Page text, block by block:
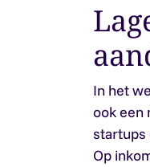
In het
ook een
startups
Op